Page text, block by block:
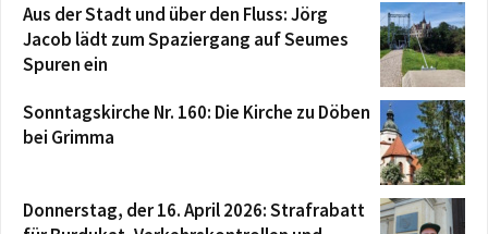
Aus der Stadt und über den Fluss: Jörg
Jacob lädt zum Spaziergang auf Seumes
Spuren ein
Sonntagskirche Nr. 160: Die Kirche zu Döben
bei Grimma
Donnerstag, der 16. April 2026: Strafrabatt